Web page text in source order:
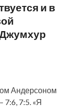
и в
Андерсоном
7:6, 7:5. «Я